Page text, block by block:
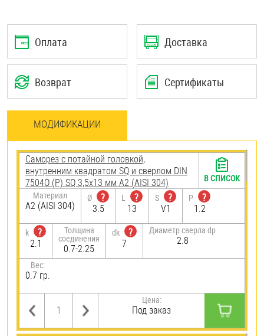
Оплата Доставка
Возврат Сертификаты
МОДИФИКАЦИИ
Саморез с потайной головкой,
внутренним квадратом SQ и сверлом DIN
7504О (Р) SQ 3,5х13 мм А2 (AISI 304)
Материал
А2 (AISI 304)
Ø
?
3.5
L
?
13
S
?
V1
P
?
1.2
k
?
2.1
Толщина
соединения
0.7-2.25
dk
?
7
Диаметр сверла dp
2.8
Вес:
0.7 гр.
Цена:
Под заказ
В СПИСОК